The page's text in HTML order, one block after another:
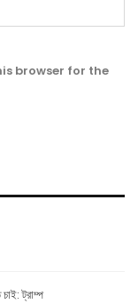
browser for the
ট্রাম্প